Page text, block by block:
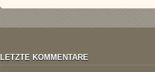
LETZTE KOMMENTARE